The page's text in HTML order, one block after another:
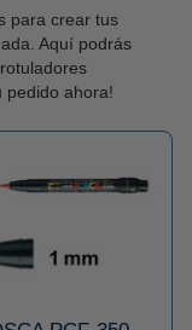
para crear tus
Aquí podrás
pedido ahora!